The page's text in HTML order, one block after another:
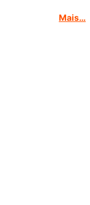
Mais…